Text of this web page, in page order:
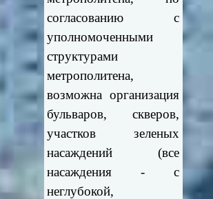
согласованию с
уполномоченными
структурами
метрополитена,
возможна организация
бульваров, скверов,
участков зеленых
насаждений (все
насаждения - с
неглубокой,